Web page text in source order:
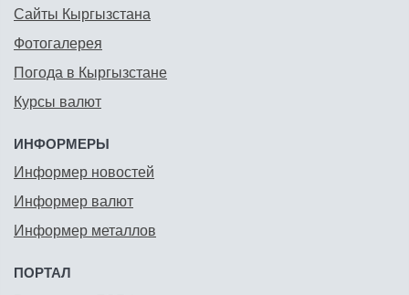
Сайты Кыргызстана
Фотогалерея
Погода в Кыргызстане
Курсы валют
ИНФОРМЕРЫ
Информер новостей
Информер валют
Информер металлов
ПОРТАЛ